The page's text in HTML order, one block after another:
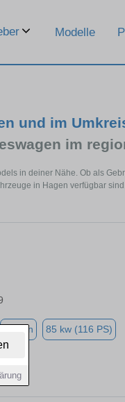
Modelle
und im
im
in deiner Nähe. Ob als
in Hagen verfügbar sind.
Benzin 85 kw (116 PS)